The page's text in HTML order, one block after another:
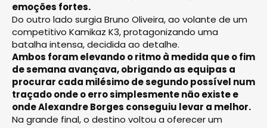
emoções fortes.
Do outro lado surgia Bruno Oliveira, ao volante de um
competitivo Kamikaz K3, protagonizando uma
batalha intensa, decidida ao detalhe.
Ambos foram elevando o ritmo à medida que o fim
de semana avançava, obrigando as equipas a
procurar cada milésimo de segundo possível num
traçado onde o erro simplesmente não existe e
onde Alexandre Borges conseguiu levar a melhor.
Na grande final, o destino voltou a oferecer um